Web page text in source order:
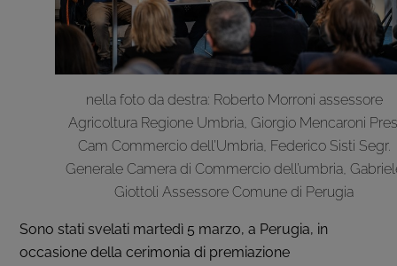
nella foto da destra: Roberto Morroni assessore
Agricoltura Regione Umbria, Giorgio Mencaroni
Cam Commercio dell’Umbria, Federico Sisti Segr.
Generale Camera di Commercio dell’umbria,
Giottoli Assessore Comune di Perugia
Sono stati svelati martedì 5 marzo, a Perugia, in
occasione della cerimonia di premiazione